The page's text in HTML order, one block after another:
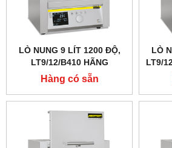
LÒ NUNG 9 LÍT 1200 ĐỘ,
LT9/12/B410 HÃNG
NABERTHERM - ĐỨC
Hàng có sẵn
LÒ
LT9/